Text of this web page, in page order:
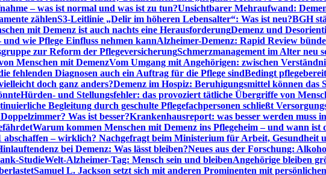
– was ist normal und was ist zu tun?Unsichtbarer Mehraufwand:
zählenS3-Leitlinie „Delir im höheren Lebensalter“: Was ist neu?BGH
mit Demenz ist auch nachts eine HerausforderungDemenz und
wie Pflege Einfluss nehmen kannAlzheimer-Demenz: Rapid Review
zur Reform der PflegeversicherungSchmerzmanagement im Alter neu
Menschen mit DemenzVom Umgang mit Angehörigen: zwischen
fehlenden Diagnosen auch ein Auftrag für die Pflege sindBedingt
doch ganz anders?Demenz im Hospiz: Beruhigungsmittel können das
Hürden- und Stellungsfehler: das provoziert tätliche Übergriffe von
Begleitung durch geschulte Pflegefachpersonen schließt
Was ist besser?Krankenhausreport: was besser werden muss
Warum kommen Menschen mit Demenz ins Pflegeheim – und wann
abschaffen – wirklich? Nachgefragt beim Ministerium für Arbeit, Gesundheit
bei Demenz: Was lässt bleiben?Neues aus der Forschung:
StudieWelt-Alzheimer-Tag: Mensch sein und bleibenAngehörige bleiben
Samuel L. Jackson setzt sich mit anderen Prominenten mit